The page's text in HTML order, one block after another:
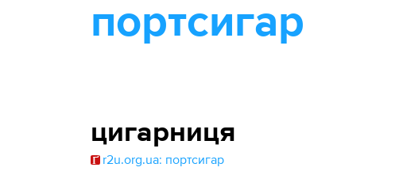
портсигар
цигарниця
r2u.org.ua: портсигар